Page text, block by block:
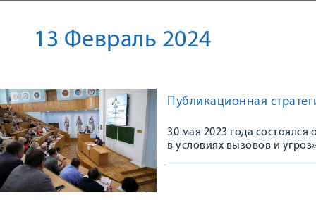
13 Февраль 2024
Публикационная
30 мая 2023 года
в условиях вызовов и